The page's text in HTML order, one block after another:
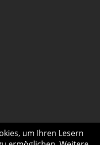
um Ihren Lesern